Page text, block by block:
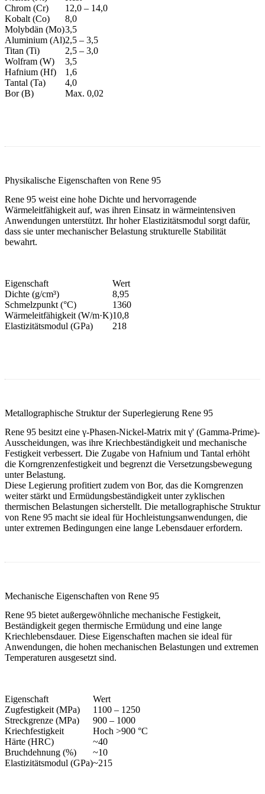
Chrom (Cr)
12,0 – 14,0
Kobalt (Co)
8,0
Molybdän (Mo)3,5
Aluminium (Al)2,5 – 3,5
Titan (Ti)
2,5 – 3,0
Wolfram (W)
3,5
Hafnium (Hf)
1,6
Tantal (Ta)
4,0
Bor (B)
Max. 0,02
Physikalische Eigenschaften von Rene 95
Rene 95 weist eine hohe Dichte und hervorragende
Wärmeleitfähigkeit auf, was ihren Einsatz in wärmeintensiven
Anwendungen unterstützt. Ihr hoher Elastizitätsmodul sorgt dafür,
dass sie unter mechanischer Belastung strukturelle Stabilität
bewahrt.
Eigenschaft
Wert
Dichte (g/cm³)
8,95
Schmelzpunkt (°C)
1360
Wärmeleitfähigkeit (W/m·K)10,8
Elastizitätsmodul (GPa)
218
Metallographische Struktur der Superlegierung Rene 95
Rene 95 besitzt eine γ-Phasen-Nickel-Matrix mit γ' (Gamma-Prime)-
Ausscheidungen, was ihre Kriechbeständigkeit und mechanische
Festigkeit verbessert. Die Zugabe von Hafnium und Tantal erhöht
die Korngrenzenfestigkeit und begrenzt die Versetzungsbewegung
unter Belastung.
Diese Legierung profitiert zudem von Bor, das die Korngrenzen
weiter stärkt und Ermüdungsbeständigkeit unter zyklischen
thermischen Belastungen sicherstellt. Die metallographische Struktur
von Rene 95 macht sie ideal für Hochleistungsanwendungen, die
unter extremen Bedingungen eine lange Lebensdauer erfordern.
Mechanische Eigenschaften von Rene 95
Rene 95 bietet außergewöhnliche mechanische Festigkeit,
Beständigkeit gegen thermische Ermüdung und eine lange
Kriechlebensdauer. Diese Eigenschaften machen sie ideal für
Anwendungen, die hohen mechanischen Belastungen und extremen
Temperaturen ausgesetzt sind.
Eigenschaft
Wert
Zugfestigkeit (MPa)
1100 – 1250
Streckgrenze (MPa)
900 – 1000
Kriechfestigkeit
Hoch >900 °C
Härte (HRC)
~40
Bruchdehnung (%)
~10
Elastizitätsmodul (GPa)~215